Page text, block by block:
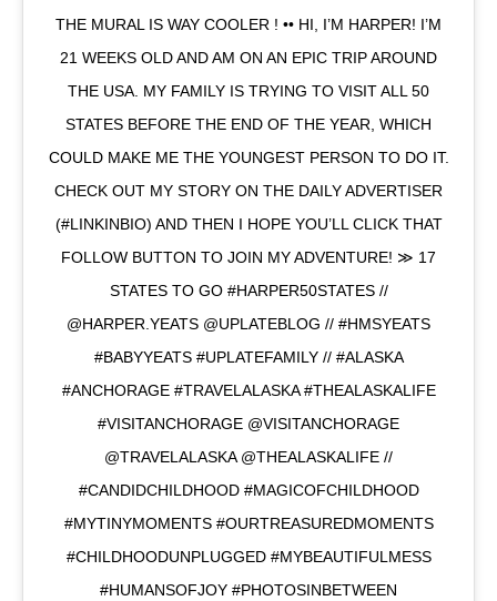
THE MURAL IS WAY COOLER ! •• HI, I’M HARPER! I’M
21 WEEKS OLD AND AM ON AN EPIC TRIP AROUND
THE USA. MY FAMILY IS TRYING TO VISIT ALL 50
STATES BEFORE THE END OF THE YEAR, WHICH
COULD MAKE ME THE YOUNGEST PERSON TO DO IT.
CHECK OUT MY STORY ON THE DAILY ADVERTISER
(#LINKINBIO) AND THEN I HOPE YOU’LL CLICK THAT
FOLLOW BUTTON TO JOIN MY ADVENTURE! ≫ 17
STATES TO GO #HARPER50STATES //
@HARPER.YEATS @UPLATEBLOG // #HMSYEATS
#BABYYEATS #UPLATEFAMILY // #ALASKA
#ANCHORAGE #TRAVELALASKA #THEALASKALIFE
#VISITANCHORAGE @VISITANCHORAGE
@TRAVELALASKA @THEALASKALIFE //
#CANDIDCHILDHOOD #MAGICOFCHILDHOOD
#MYTINYMOMENTS #OURTREASUREDMOMENTS
#CHILDHOODUNPLUGGED #MYBEAUTIFULMESS
#HUMANSOFJOY #PHOTOSINBETWEEN